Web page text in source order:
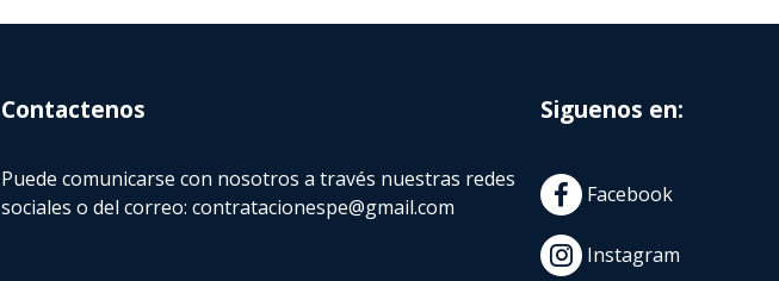
Contactenos
Puede comunicarse con nosotros a través nuestras redes
sociales o del correo:contratacionespe@gmail.com
Siguenos en:
Facebook
Instagram